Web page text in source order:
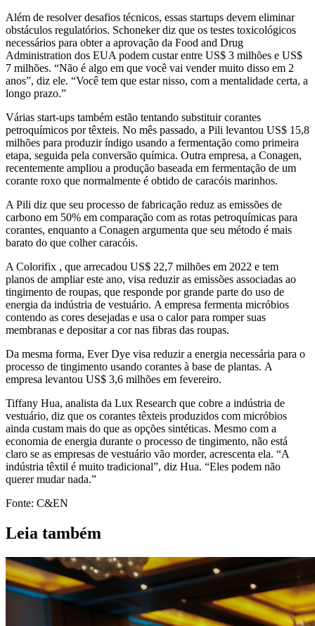
Além de resolver desafios técnicos, essas startups devem eliminar
obstáculos regulatórios. Schoneker diz que os testes toxicológicos
necessários para obter a aprovação da Food and Drug
Administration dos EUA podem custar entre US$ 3 milhões e US$
7 milhões. “Não é algo em que você vai vender muito disso em 2
anos”, diz ele. “Você tem que estar nisso, com a mentalidade certa, a
longo prazo.”
Várias start-ups também estão tentando substituir corantes
petroquímicos por têxteis. No mês passado, a Pili levantou US$ 15,8
milhões para produzir índigo usando a fermentação como primeira
etapa, seguida pela conversão química. Outra empresa, a Conagen,
recentemente ampliou a produção baseada em fermentação de um
corante roxo que normalmente é obtido de caracóis marinhos.
A Pili diz que seu processo de fabricação reduz as emissões de
carbono em 50% em comparação com as rotas petroquímicas para
corantes, enquanto a Conagen argumenta que seu método é mais
barato do que colher caracóis.
A Colorifix , que arrecadou US$ 22,7 milhões em 2022 e tem
planos de ampliar este ano, visa reduzir as emissões associadas ao
tingimento de roupas, que responde por grande parte do uso de
energia da indústria de vestuário. A empresa fermenta micróbios
contendo as cores desejadas e usa o calor para romper suas
membranas e depositar a cor nas fibras das roupas.
Da mesma forma, Ever Dye visa reduzir a energia necessária para o
processo de tingimento usando corantes à base de plantas. A
empresa levantou US$ 3,6 milhões em fevereiro.
Tiffany Hua, analista da Lux Research que cobre a indústria de
vestuário, diz que os corantes têxteis produzidos com micróbios
ainda custam mais do que as opções sintéticas. Mesmo com a
economia de energia durante o processo de tingimento, não está
claro se as empresas de vestuário vão morder, acrescenta ela. “A
indústria têxtil é muito tradicional”, diz Hua. “Eles podem não
querer mudar nada.”
Fonte: C&EN
Leia também